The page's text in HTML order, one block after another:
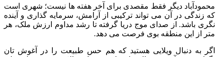
محمودآباد دیگر فقط مقصدی برای آخر هفته ها نیست؛ شهری است
که زندگی در آن می تواند ترکیبی از آرامش، سرمایه گذاری و آینده
نگری باشد. از صدای موج دریا گرفته تا رشد مداوم ارزش ملک، هر
متر از این منطقه بوی فرصت می دهد.
اگر به دنبال ویلایی هستید که هم حس طبیعت را در آغوش تان